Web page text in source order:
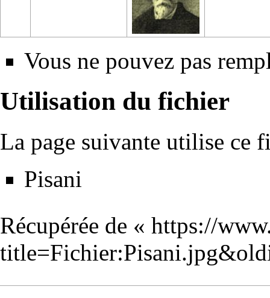
Vous ne pouvez pas
Utilisation du fichier
La page suivante utilise ce
Pisani
Récupérée de « https://